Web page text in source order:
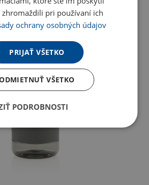
pri používaní ich
ochrany osobných údajov
PRIJAŤ VŠETKO
VŠETKO
PODROBNOSTI